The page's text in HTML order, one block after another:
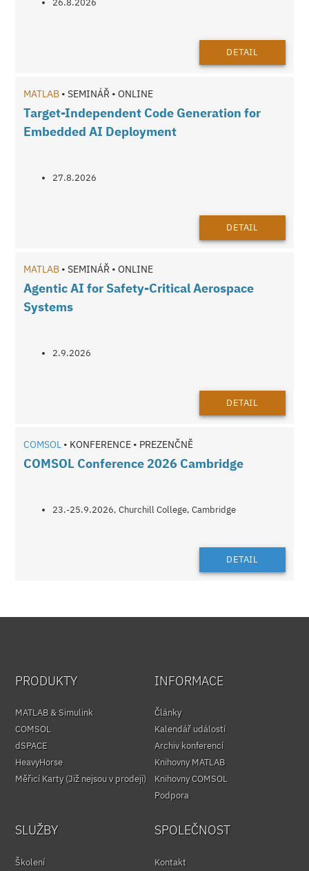
DETAIL
MATLAB • SEMINÁŘ • ONLINE
Target-Independent Code Generation for
Embedded AI Deployment
27.8.2026
DETAIL
MATLAB • SEMINÁŘ • ONLINE
Agentic AI for Safety-Critical Aerospace
Systems
2.9.2026
DETAIL
COMSOL • KONFERENCE • PREZENČNĚ
COMSOL Conference 2026 Cambridge
23.-25.9.2026, Churchill College, Cambridge
DETAIL
PRODUKTY
MATLAB & Simulink
COMSOL
dSPACE
HeavyHorse
Měřicí Karty (Již nejsou v prodeji)
INFORMACE
Články
Kalendář událostí
Archiv konferencí
Knihovny MATLAB
Knihovny COMSOL
Podpora
SLUŽBY
Školení
SPOLEČNOST
Kontakt